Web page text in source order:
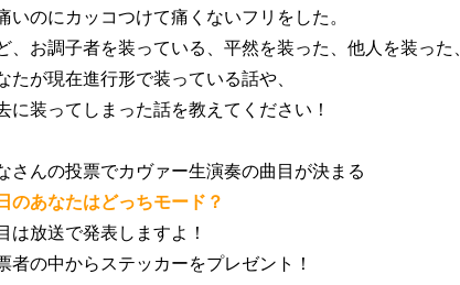
いのにカッコつけて痛くないフリをした。
、お調子者を装っている、平然を装った、他人を装った、
たが現在進行形で装っている話や、
に装ってしまった話を教えてください！
さんの投票でカヴァー生演奏の曲目が決まる
のあなたはどっちモード？
は放送で発表しますよ！
者の中からステッカーをプレゼント！